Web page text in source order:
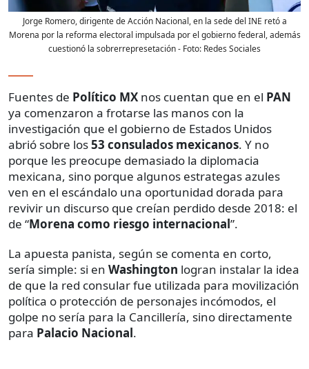
Jorge Romero, dirigente de Acción Nacional, en la sede del INE retó a
Morena por la reforma electoral impulsada por el gobierno federal, además
cuestionó la sobrerrepresetación- Foto: Redes Sociales
Fuentes de Político MX nos cuentan que en el PAN
ya comenzaron a frotarse las manos con la
investigación que el gobierno de Estados Unidos
abrió sobre los53 consulados mexicanos. Y no
porque les preocupe demasiado la diplomacia
mexicana, sino porque algunos estrategas azules
ven en el escándalo una oportunidad dorada para
revivir un discurso que creían perdido desde 2018: el
de “Morena como riesgo internacional”.
La apuesta panista, según se comenta en corto,
sería simple: si en Washington logran instalar la idea
de que la red consular fue utilizada para movilización
política o protección de personajes incómodos, el
golpe no sería para la Cancillería, sino directamente
para Palacio Nacional.